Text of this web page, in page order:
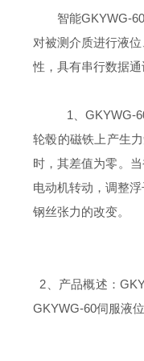
智能GKYWG-
对被测介质进行液
性，具有串行数据通
1、GKYWG-
轮毂的磁铁上产生
时，其差值为零。
电动机转动，调整
钢丝张力的改变。
2、产品概述：
GKYWG-60伺服液